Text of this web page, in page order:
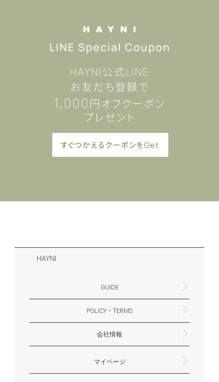
HAYNI
GUIDE
よくあるご質問・お問合せ
お支払いについて
配送・送料について
ギフトサービスについて
一緒に働く？(HAYNI採用情報サイトへ)
for Foreigners (overseas delivery)
POLICY・TERMS
返品・交換について
プライバシーポリシー
特定商取引法に基づく表示
外部送信ポリシー
会社情報
大阪府大阪市淀川区十八条3-9-35
電話番号：06-6868-9671
※お電話でのお問合せ受付は行っておりません
メール：support@hayni.jp
お問い合わせはこちらからお願いいたします
営業時間：10：00～15：00（金曜日は14：00ま
定休日： 土・日・祝祭日
※土日祝祭日はお休みをいただきます。
メールの返信は翌営業日となりますので、ご了承
マイページ